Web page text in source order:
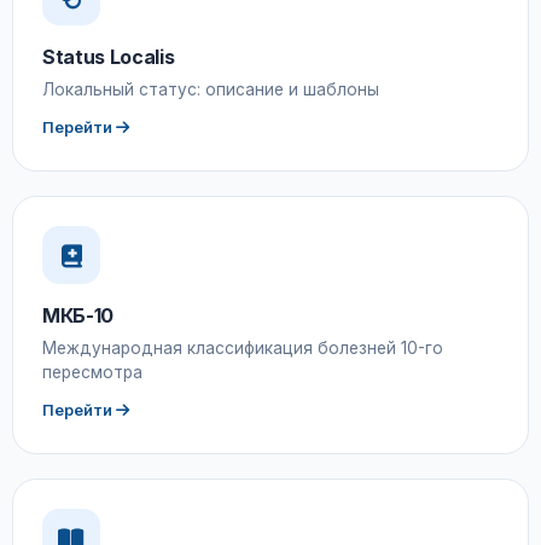
Status Localis
Локальный статус: описание и шаблоны
Перейти
МКБ-10
Международная классификация болезней 10-го
пересмотра
Перейти